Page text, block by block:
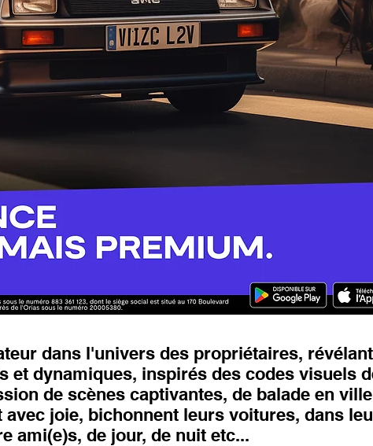
dans l'univers des propriétaires,
et dynamiques, inspirés des codes visuels
de scènes captivantes, de balade en
joie, bichonnent leurs voitures, dans
ami(e)s, de jour, de nuit etc...